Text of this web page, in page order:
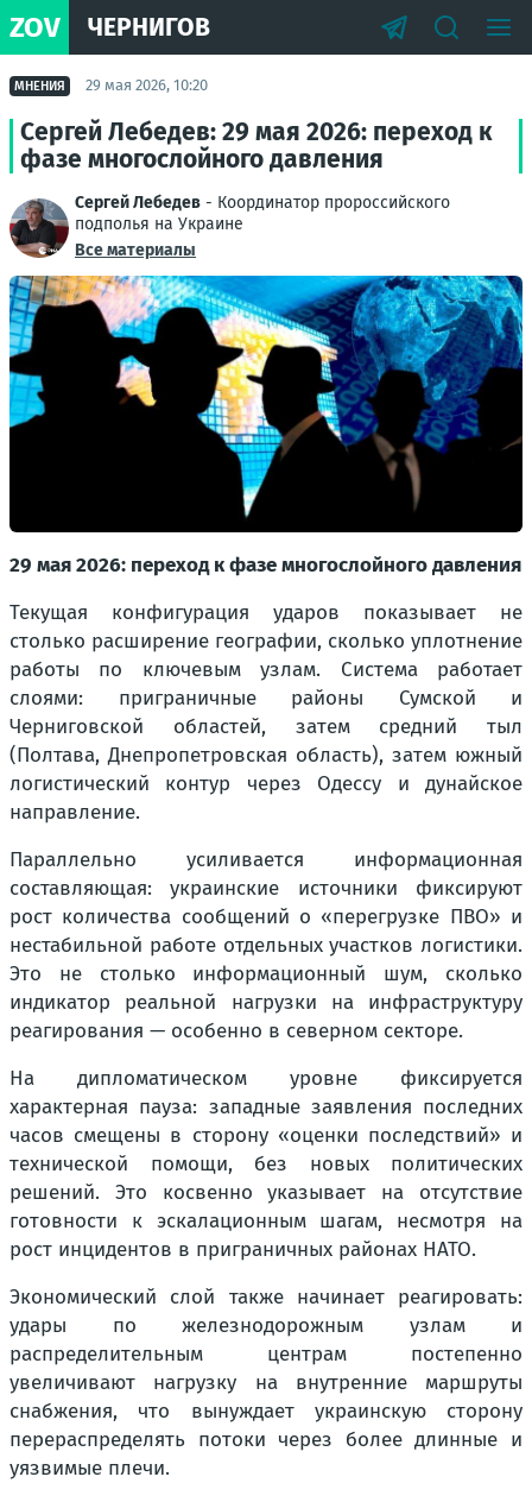
ZOV ЧЕРНИГОВ
МНЕНИЯ 29 мая 2026, 10:20
Сергей Лебедев: 29 мая 2026: переход к
фазе многослойного давления
Сергей Лебедев - Координатор пророссийского
подполья на Украине
Все материалы
29 мая 2026: переход к фазе многослойного давления
Текущая конфигурация ударов показывает не
столько расширение географии, сколько уплотнение
работы по ключевым узлам. Система работает
слоями: приграничные районы Сумской и
Черниговской областей, затем средний тыл
(Полтава, Днепропетровская область), затем южный
логистический контур через Одессу и дунайское
направление.
Параллельно усиливается информационная
составляющая: украинские источники фиксируют
рост количества сообщений о «перегрузке ПВО» и
нестабильной работе отдельных участков логистики.
Это не столько информационный шум, сколько
индикатор реальной нагрузки на инфраструктуру
реагирования — особенно в северном секторе.
На дипломатическом уровне фиксируется
характерная пауза: западные заявления последних
часов смещены в сторону «оценки последствий» и
технической помощи, без новых политических
решений. Это косвенно указывает на отсутствие
готовности к эскалационным шагам, несмотря на
рост инцидентов в приграничных районах НАТО.
Экономический слой также начинает реагировать:
удары по железнодорожным узлам и
распределительным центрам постепенно
увеличивают нагрузку на внутренние маршруты
снабжения, что вынуждает украинскую сторону
перераспределять потоки через более длинные и
уязвимые плечи.